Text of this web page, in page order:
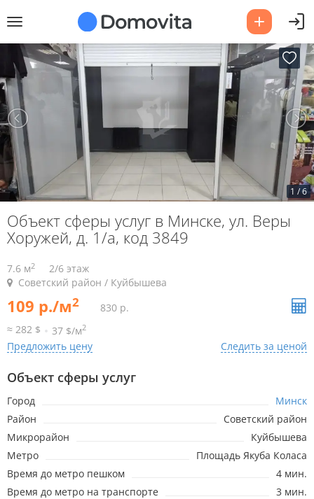
1 /6
Объект сферы услуг в Минске, ул. Веры
Хоружей, д. 1/а, код 3849
7.6 м2
2/6 этаж
Советский район / Куйбышева
109 р./м2
830 р.
≈ 282 $
37 $/м2
Предложить цену Следить за ценой
Объект сферы услуг
Город
Минск
Район
Советский район
Микрорайон
Куйбышева
Метро
Площадь Якуба Коласа
Время до метро пешком
4 мин.
Время до метро на транспорте
3 мин.